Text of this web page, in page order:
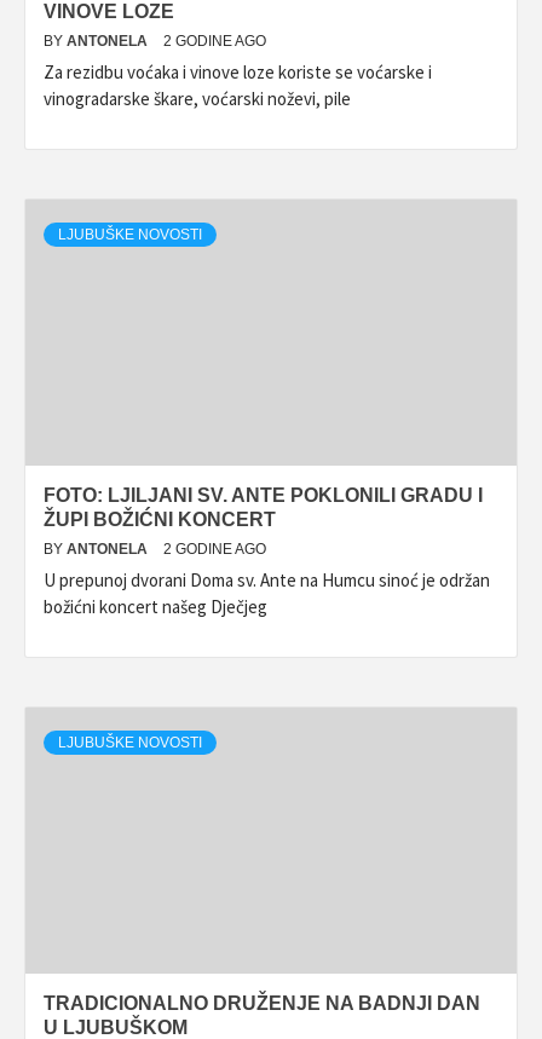
VINOVE LOZE
BY ANTONELA 2 GODINE AGO
Za rezidbu voćaka i vinove loze koriste se voćarske i
vinogradarske škare, voćarski noževi, pile
LJUBUŠKE NOVOSTI
FOTO: LJILJANI SV. ANTE POKLONILI GRADU I
ŽUPI BOŽIĆNI KONCERT
BY ANTONELA 2 GODINE AGO
U prepunoj dvorani Doma sv. Ante na Humcu sinoć je održan
božićni koncert našeg Dječjeg
LJUBUŠKE NOVOSTI
TRADICIONALNO DRUŽENJE NA BADNJI DAN
U LJUBUŠKOM